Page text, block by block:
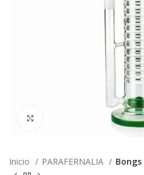
Inicio PARAFERNALIA Bongs